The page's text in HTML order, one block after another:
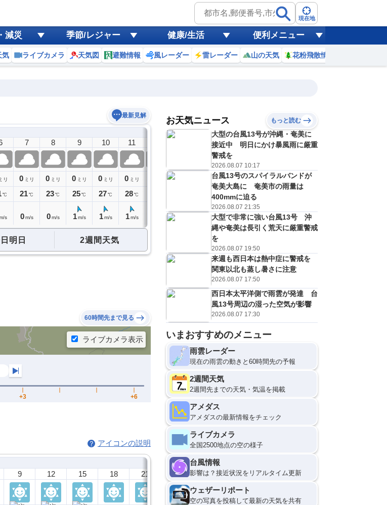
現在地
減災 季節/レジャー 健康/生活 便利メニュー
気 ライブカメラ 天気図 避難情報 風レーダー 雷レーダー 山の天気 花粉飛散情報
最新見解
リ
℃
s
7
0 ミリ
21℃
0 m/s
8
0 ミリ
23℃
0 m/s
9
0 ミリ
25℃
1 m/s
10
0 ミリ
27℃
1 m/s
11
0 ミリ
28℃
1 m/s
14
ミリ
℃
m/s
15
1 ミリ
26 ℃
1 m/s
16
1 ミリ
1m/s
17
1 ミリ
0m/s
18
0
0
明日 2週間天気
60時間先まで見る
アイコンの説明
9 12 15 18 21
9日(日)
0
お天気ニュース もっと読む
大型の台風13号が沖縄・奄美に
接近中 明日にかけ暴風雨に厳重
警戒を
2026.08.07 10:17
台風13号のスパイラルバンドが
奄美大島に 奄美市の雨量は
400mmに迫る
2026.08.07 21:35
大型で非常に強い台風13号 沖
縄や奄美は長引く荒天に厳重警戒
を
2026.08.07 19:50
来週も西日本は熱中症に警戒を
関東以北も蒸し暑さに注意
2026.08.07 17:50
西日本太平洋側で雨雲が発達 台
風13号周辺の湿った空気が影響
2026.08.07 17:30
いまおすすめのメニュー
雨雲レーダー
現在の雨雲の動きと60時間先の予報
2週間天気
2週間先までの天気・気温を掲載
アメダス
アメダスの最新情報をチェック
ライブカメラ
全国2500地点の空の様子
台風情報
影響は？接近状況をリアルタイム更新
ウェザーリポート
空の写真を投稿して最新の天気を共有